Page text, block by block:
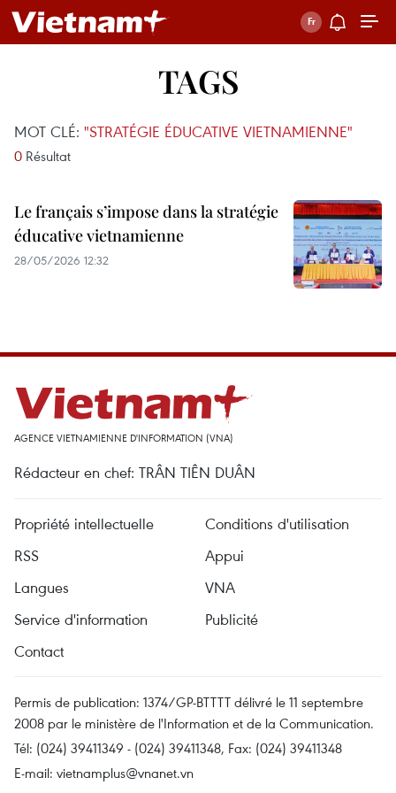
TAGS
MOT CLÉ: "STRATÉGIE ÉDUCATIVE VIETNAMIENNE"
0 Résultat
Le français s’impose dans la stratégie
éducative vietnamienne
28/05/2026 12:32
AGENCE VIETNAMIENNE D'INFORMATION (VNA)
Rédacteur en chef: TRÂN TIÊN DUÂN
Propriété intellectuelle
Conditions d'utilisation
RSS
Appui
Langues
VNA
Service d'information
Publicité
Contact
Permis de publication: 1374/GP-BTTTT délivré le 11 septembre
2008 par le ministère de l'Information et de la Communication.
Tél: (024) 39411349 - (024) 39411348, Fax: (024) 39411348
E-mail: vietnamplus@vnanet.vn